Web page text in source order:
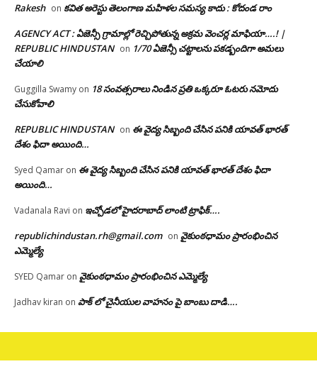
Rakesh on కవిత అరెస్టు తెలంగాణ మహిళల సమస్య కాదు : కోదండ రాం
AGENCY ACT : ఏజెన్సీ గ్రామాల్లో రెచ్చిపోతున్న అక్రమ వెంచర్ల మాఫియా….! |
REPUBLIC HINDUSTAN on 1/70 ఏజెన్సీ చట్టాలను పకడ్బందిగా అమలు
చేయాలి
Guggilla Swamy on 18 సంవత్సరాలు నిండిన ప్రతి ఒక్కరూ ఓటరు నమోదు
చేసుకోవాలి
REPUBLIC HINDUSTAN on ఈ వైద్య సిబ్బంది చేసిన పనికి యావత్ భారత్
దేశం ఫిదా అయింది…
Syed Qamar on ఈ వైద్య సిబ్బంది చేసిన పనికి యావత్ భారత్ దేశం ఫిదా
అయింది…
Vadanala Ravi on ఇచ్చోడలో హైదరాబాద్ లాంటి ట్రాఫిక్….
republichindustan.rh@gmail.com on వైకుంఠధామం ప్రారంభించిన
ఎమ్మెల్యే
SYED Qamar on వైకుంఠధామం ప్రారంభించిన ఎమ్మెల్యే
Jadhav kiran on పాక్ లో చైనీయుల వాహనం పై బాంబు దాడి….